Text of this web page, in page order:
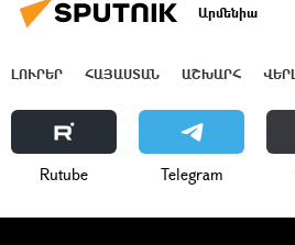
Արմենիա
ԼՈՒՐԵՐ ՀԱՅԱՍՏԱՆ ԱՇԽԱՐՀ
Rutube Telegram